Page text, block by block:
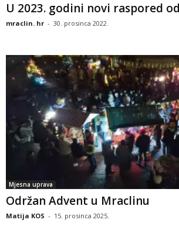
U 2023. godini novi raspored
mraclin. hr - 30. prosinca 2022.
Mjesna uprava
Održan Advent u Mraclinu
Matija KOS - 15. prosinca 2025.